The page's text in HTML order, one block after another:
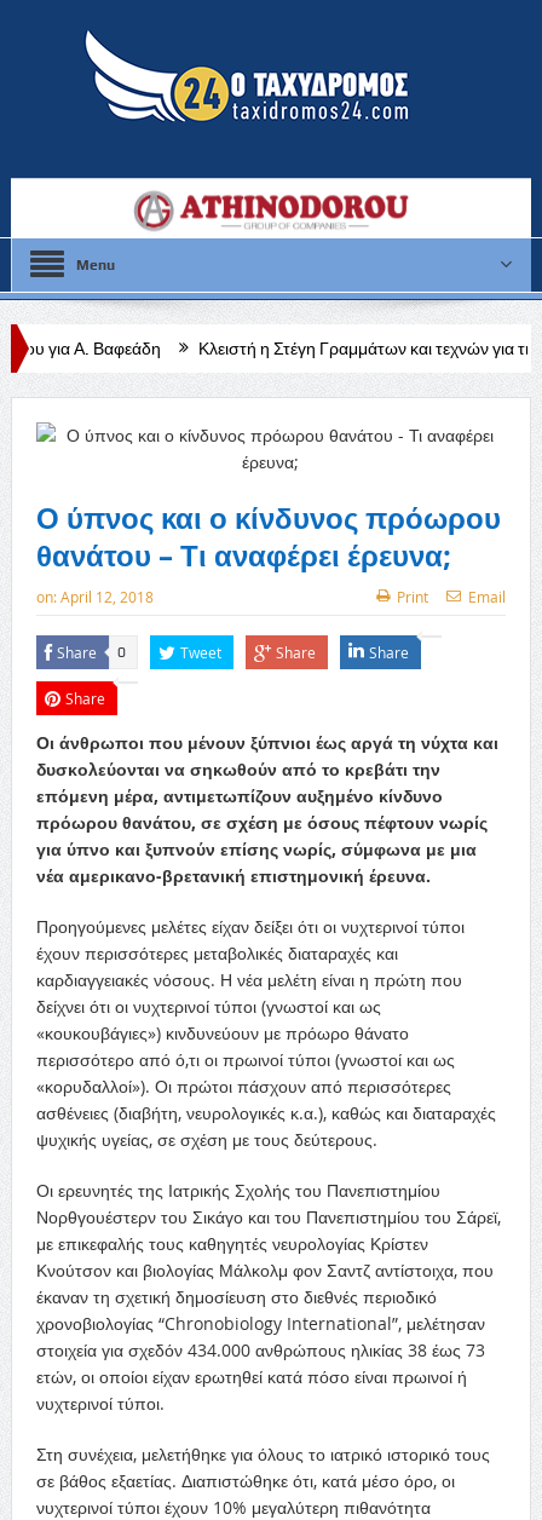
Menu
Κλειστή η Στέγη Γραμμάτων και τεχνών για τις θερινές διακοπές
Ο ύπνος και ο κίνδυνος πρόωρου
θανάτου – Τι αναφέρει έρευνα;
on:April 12, 2018 Print Email
Share 0 Tweet Share Share
Share
Οι άνθρωποι που μένουν ξύπνιοι έως αργά τη νύχτα και
δυσκολεύονται να σηκωθούν από το κρεβάτι την
επόμενη μέρα, αντιμετωπίζουν αυξημένο κίνδυνο
πρόωρου θανάτου, σε σχέση με όσους πέφτουν νωρίς
για ύπνο και ξυπνούν επίσης νωρίς, σύμφωνα με μια
νέα αμερικανο-βρετανική επιστημονική έρευνα.
Προηγούμενες μελέτες είχαν δείξει ότι οι νυχτερινοί τύποι
έχουν περισσότερες μεταβολικές διαταραχές και
καρδιαγγειακές νόσους. Η νέα μελέτη είναι η πρώτη που
δείχνει ότι οι νυχτερινοί τύποι (γνωστοί και ως
«κουκουβάγιες») κινδυνεύουν με πρόωρο θάνατο
περισσότερο από ό,τι οι πρωινοί τύποι (γνωστοί και ως
«κορυδαλλοί»). Οι πρώτοι πάσχουν από περισσότερες
ασθένειες (διαβήτη, νευρολογικές κ.α.), καθώς και διαταραχές
ψυχικής υγείας, σε σχέση με τους δεύτερους.
Οι ερευνητές της Ιατρικής Σχολής του Πανεπιστημίου
Νορθγουέστερν του Σικάγο και του Πανεπιστημίου του Σάρεϊ,
με επικεφαλής τους καθηγητές νευρολογίας Κρίστεν
Κνούτσον και βιολογίας Μάλκολμ φον Σαντζ αντίστοιχα, που
έκαναν τη σχετική δημοσίευση στο διεθνές περιοδικό
χρονοβιολογίας “Chronobiology International”, μελέτησαν
στοιχεία για σχεδόν 434.000 ανθρώπους ηλικίας 38 έως 73
ετών, οι οποίοι είχαν ερωτηθεί κατά πόσο είναι πρωινοί ή
νυχτερινοί τύποι.
Στη συνέχεια, μελετήθηκε για όλους το ιατρικό ιστορικό τους
σε βάθος εξαετίας. Διαπιστώθηκε ότι, κατά μέσο όρο, οι
νυχτερινοί τύποι έχουν 10% μεγαλύτερη πιθανότητα